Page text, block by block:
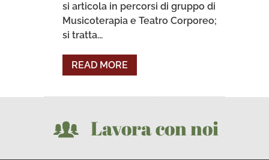
si articola in percorsi di gruppo di
Musicoterapia e Teatro Corporeo;
si tratta...
READ MORE
Lavora con noi